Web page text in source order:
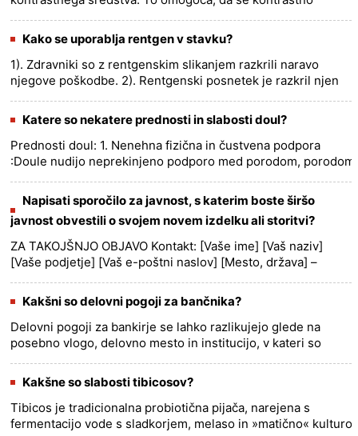
kar zagotavlja dob......
more >>
Kako se uporablja rentgen v stavku?
1). Zdravniki so z rentgenskim slikanjem razkrili naravo
njegove poškodbe. 2). Rentgenski posnetek je razkril njen
prev......
more >>
Katere so nekatere prednosti in slabosti doul?
Prednosti doul: 1. Nenehna fizična in čustvena podpora
:Doule nudijo neprekinjeno podporo med porodom, porodom
in tolaži......
more >>
Napisati sporočilo za javnost, s katerim boste širšo
javnost obvestili o svojem novem izdelku ali storitvi?
ZA TAKOJŠNJO OBJAVO Kontakt: [Vaše ime] [Vaš naziv]
[Vaše podjetje] [Vaš e-poštni naslov] [Mesto, država] –
[panogi al......
more >>
Kakšni so delovni pogoji za bančnika?
Delovni pogoji za bankirje se lahko razlikujejo glede na
posebno vlogo, delovno mesto in institucijo, v kateri so
pogojev za......
more >>
Kakšne so slabosti tibicosov?
Tibicos je tradicionalna probiotična pijača, narejena s
fermentacijo vode s sladkorjem, melaso in »matično« kulturo